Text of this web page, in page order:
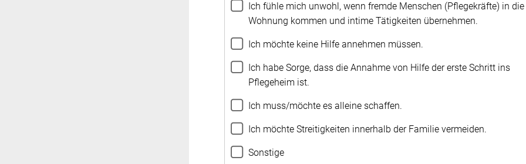
Ich fühle mich unwohl, wenn fremde Menschen (Pflegekräfte) in die
Wohnung kommen und intime Tätigkeiten übernehmen.
Ich möchte keine Hilfe annehmen müssen.
Ich habe Sorge, dass die Annahme von Hilfe der erste Schritt ins
Pflegeheim ist.
Ich muss/möchte es alleine schaffen.
Ich möchte Streitigkeiten innerhalb der Familie vermeiden.
Sonstige